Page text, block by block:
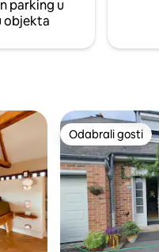
parking u
objekta
„Odabrali gosti”
Odabrali gosti
Odabrali gosti